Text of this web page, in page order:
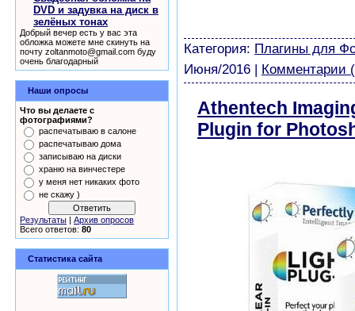
DVD и задувка на диск в
зелёных тонах
Добрый вечер есть у вас эта
обложка можете мне скинуть на
почту zoltanmoto@gmail.com буду
очень благодарный
Наши опросы
Что вы делаете с
фотографиями?
распечатываю в салоне
распечатываю дома
записываю на диски
храню на винчестере
у меня нет никаких фото
не скажу )
Результаты | Архив опросов
Всего ответов: 80
Статистика сайта
Категория: Плагины для
Июня/2016
Комментарии
Athentech
Plugin for